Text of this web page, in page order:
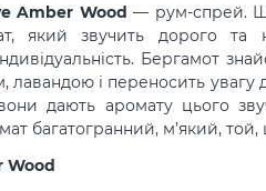
Amber Wood — рум-спрей.
який звучить дорого та
Бергамот
лавандою і переносить
дають аромату цього
багатогранний, м’який, той,
Wood